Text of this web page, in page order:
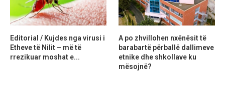
Editorial / Kujdes nga virusi i
Etheve të Nilit – më të
rrezikuar moshat e...
A po zhvillohen nxënësit të
barabartë përballë dallimeve
etnike dhe shkollave ku
mësojnë?